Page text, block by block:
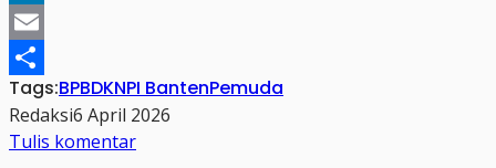
LinkedIn
Email
Share
Tags:BPBDKNPI BantenPemuda
Redaksi6 April 2026
Tulis komentar